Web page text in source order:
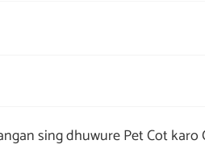
sing dhuwure Pet Cot